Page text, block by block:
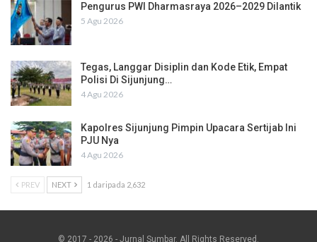
Pengurus PWI Dharmasraya 2026–2029 Dilantik
5 Agu 2026
Tegas, Langgar Disiplin dan Kode Etik, Empat
Polisi Di Sijunjung…
4 Agu 2026
Kapolres Sijunjung Pimpin Upacara Sertijab Ini
PJU Nya
4 Agu 2026
PREV NEXT 1 daripada 2,632
© 2017 - 2026 - Jurnal Sumbar. All Rights Reserved.